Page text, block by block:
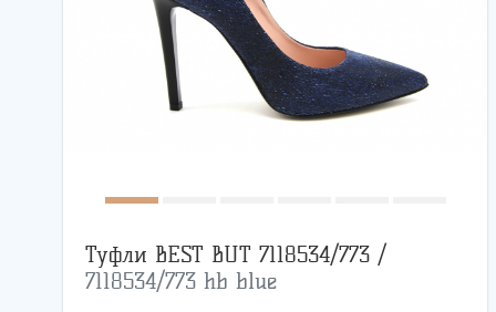
Туфли BEST BUT 7118534/773 /
7118534/773 hb blue